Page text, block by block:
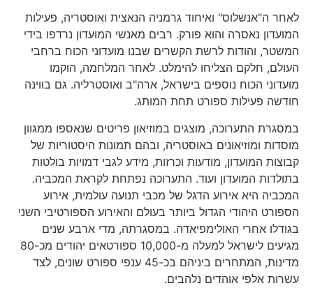
לאחר ה"אנשלוס" ואיחוד גרמניה הנאצית ואוסטריה, פעילות
המועדון נאסרה והוא פורק. רבים מאנשי המועדון נרדפו בידי
המשטר, והודות לרשת הקשרים שבנו מועדוני הכוח ברחבי
העולם, חלקם הצליחו להימלט. לאחר המלחמה, הוקמו
מועדוני הכוח נוספים בישראל, ארה"ב ואוסטרליה. גם בווינה
חודשה פעילות ספורט תחת המותג.
במסגרת התערוכה, מוצגים במוזיאון פריטים שנאספו ממגוון
מוסדות ומוזיאונים באוסטריה, ובהם תמונות היסטוריות של
קבוצות המועדון, מודעות וכרזות, מידע לגבי דמויות בולטות
בתולדות המועדון ועוד. התערוכה נפתחת לקראת המכביה.
המכביה היא אירוע הדגל של מכבי תנועה עולמית, אירוע
הספורט היהודי הגדול ביותר בעולם והאירוע הספורטיבי השני
בגודלו אחרי האולימפיאדה. במסגרתה, מדי ארבע שנים
מגיעים לישראל למעלה מ-10,000 ספורטאים יהודים מכ-80
מדינות, המתחרים ביניהם בכ-45 ענפי ספורט שונים, לצד
עשרות אלפי אוהדים נלהבים.